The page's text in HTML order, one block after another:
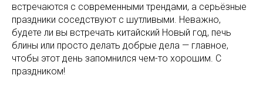
встречаются с современными трендами, а серьёзные
праздники соседствуют с шутливыми. Неважно,
будете ли вы встречать китайский Новый год, печь
блины или просто делать добрые дела — главное,
чтобы этот день запомнился чем-то хорошим. С
праздником!